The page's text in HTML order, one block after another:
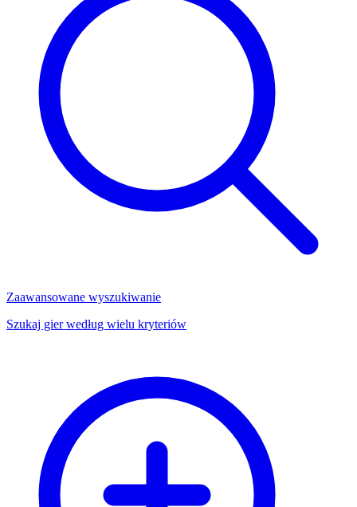
Zaawansowane wyszukiwanie
Szukaj gier według wielu kryteriów